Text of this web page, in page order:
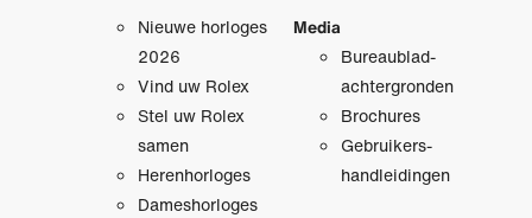
Nieuwe horloges
2026
Vind uw Rolex
Stel uw Rolex
samen
Herenhorloges
Dameshorloges
Media
Bureaublad­
achtergronden
Brochures
Gebruikers­
handleidingen